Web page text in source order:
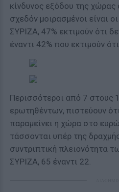
κίνδυνος εξόδου της
σχεδόν μοιρασμένοι είναι
ΣΥΡΙΖΑ, 47% εκτιμούν ότι
έναντι 42% που εκτιμούν
Περισσότεροι από 7 στους
ερωτηθέντων, πιστεύουν
παραμείνει η χώρα στο
τάσσονται υπέρ της
συντριπτική πλειονότητα
ΣΥΡΙΖΑ, 65 έναντι 22.